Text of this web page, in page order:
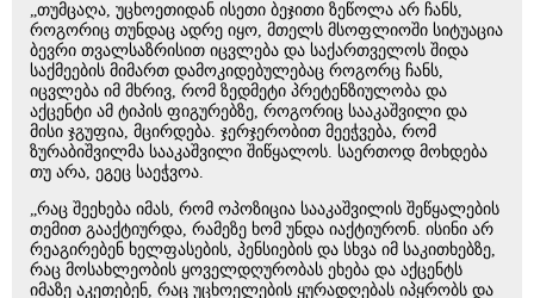
„თუმცაღა, უცხოეთიდან ისეთი ბეჯითი ზეწოლა არ ჩანს,
როგორიც თუნდაც ადრე იყო, მთელს მსოფლიოში სიტუაცია
ბევრი თვალსაზრისით იცვლება და საქართველოს შიდა
საქმეების მიმართ დამოკიდებულებაც როგორც ჩანს,
იცვლება იმ მხრივ, რომ ზედმეტი პრეტენზიულობა და
აქცენტი ამ ტიპის ფიგურებზე, როგორიც სააკაშვილი და
მისი ჯგუფია, მცირდება. ჯერჯერობით მეეჭვება, რომ
ზურაბიშვილმა სააკაშვილი შიწყალოს. საერთოდ მოხდება
თუ არა, ეგეც საეჭვოა.
„რაც შეეხება იმას, რომ ოპოზიცია სააკაშვილის შეწყალების
თემით გააქტიურდა, რამეზე ხომ უნდა იაქტიურონ. ისინი არ
რეაგირებენ ხელფასების, პენსიების და სხვა იმ საკითხებზე,
რაც მოსახლეობის ყოველდღურობას ეხება და აქცენტს
იმაზე აკეთებენ, რაც უცხოელების ყურადღებას იპყრობს და